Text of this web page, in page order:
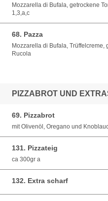
Mozzarella di Bufala, getrockene
1,3,a,c
68. Pazza
Mozzarella di Bufala, Trüffelcreme,
Rucola
PIZZABROT UND
69. Pizzabrot
mit Olivenöl, Oregano und
131. Pizzateig
ca 300gr a
132. Extra scharf